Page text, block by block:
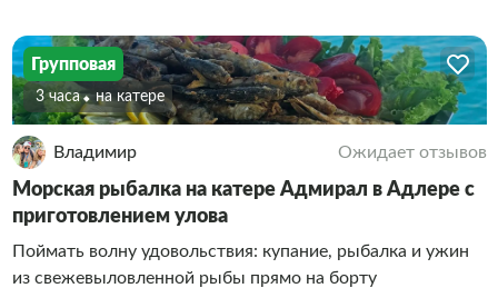
Групповая
3 часа На катере
Владимир Ожидает отзывов
Морская рыбалка на катере Адмирал в Адлере с
приготовлением улова
Поймать волну удовольствия: купание, рыбалка и ужин
из свежевыловленной рыбы прямо на борту